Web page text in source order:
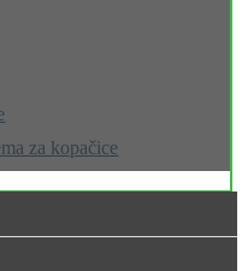
za kopačice